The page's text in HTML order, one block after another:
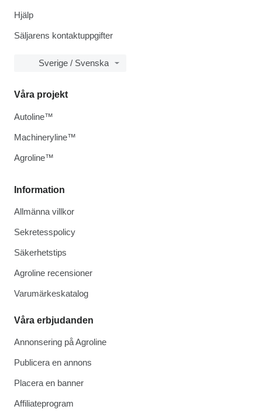
Hjälp
Säljarens kontaktuppgifter
Sverige / Svenska
Information
Allmänna villkor
Sekretesspolicy
Säkerhetstips
Agroline recensioner
Varumärkeskatalog
Våra erbjudanden
Annonsering på Agroline
Publicera en annons
Placera en banner
Affiliateprogram
Våra projekt
Autoline™
Machineryline™
Agroline™